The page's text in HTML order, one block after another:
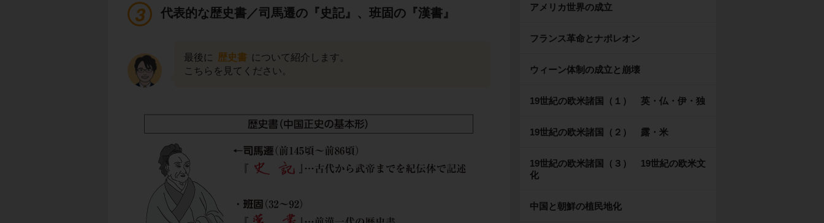
代表的な歴史書／司馬遷の『史記』、班固の『漢書』
最後に 歴史書 について紹介します。
こちらを見てください。
アメリカ世界の成立
フランス革命とナポレオン
ウィーン体制の成立と崩壊
19世紀の欧米諸国（１） 英・仏・伊・独
19世紀の欧米諸国（２） 露・米
19世紀の欧米諸国（３） 19世紀の欧米文
化
中国と朝鮮の植民地化